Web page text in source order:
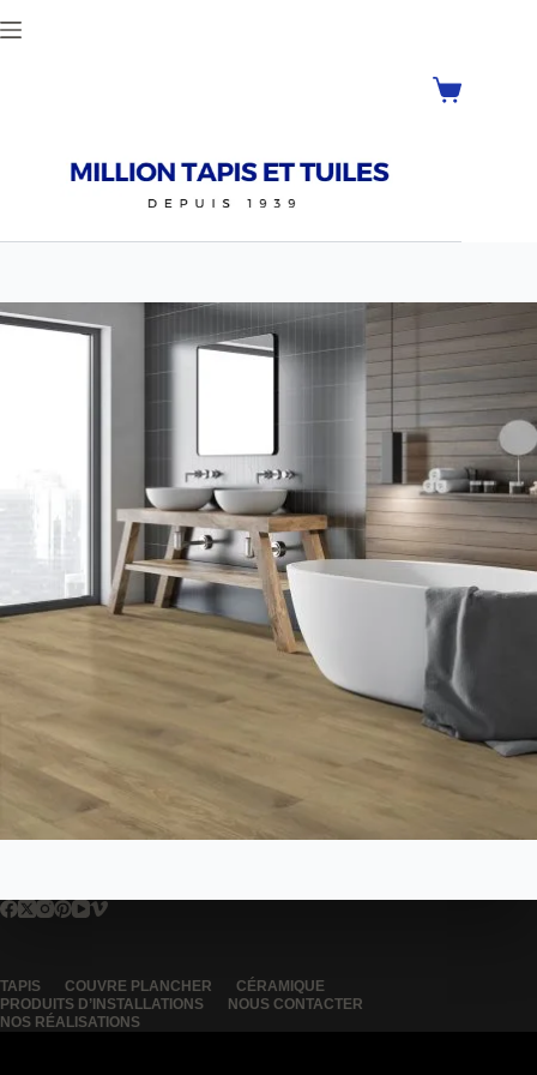
TAPIS COUVRE PLANCHER
CÉRAMIQUE
PRODUITS D’INSTALLATIONS
NOUS CONTACTER
NOS RÉALISATIONS